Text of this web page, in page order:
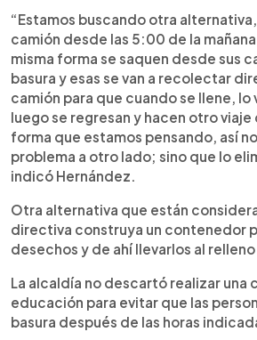
“Estamos buscando otra
camión desde las 5:00 de la
misma forma se saquen desde sus
basura y esas se van a recolectar
camión para que cuando se llene, lo
luego se regresan y hacen otro viaje
forma que estamos pensando, así
problema a otro lado; sino que lo
indicó Hernández.
Otra alternativa que están
directiva construya un contenedor
desechos y de ahí llevarlos al
La alcaldía no descartó realizar una
educación para evitar que las
basura después de las horas